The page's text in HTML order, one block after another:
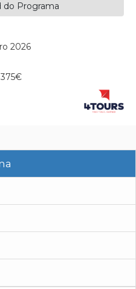
do Programa
2026